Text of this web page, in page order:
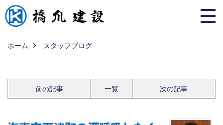
ホーム スタッフブログ
前の記事 一覧 次の記事